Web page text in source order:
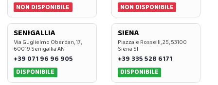
NON DISPONIBILE
NON DISPONIBILE
SENIGALLIA
Via Guglielmo Oberdan, 17,
60019 Senigallia AN
+39 071 96 96 905
DISPONIBILE
SIENA
Piazzale Rosselli, 25, 53100
Siena SI
+39 335 528 6171
DISPONIBILE